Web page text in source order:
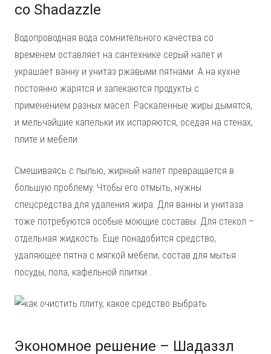
со Shadazzle
Водопроводная вода сомнительного качества со
временем оставляет на сантехнике серый налет и
украшает ванну и унитаз ржавыми пятнами. А на кухне
постоянно жарятся и запекаются продукты с
применением разных масел. Раскаленные жиры дымятся,
и мельчайшие капельки их испаряются, оседая на стенах,
плите и мебели.
Смешиваясь с пылью, жирный налет превращается в
большую проблему. Чтобы его отмыть, нужны
спецсредства для удаления жира. Для ванны и унитаза
тоже потребуются особые моющие составы. Для стекол –
отдельная жидкость. Еще понадобится средство,
удаляющее пятна с мягкой мебели, состав для мытья
посуды, пола, кафельной плитки…
Экономное решение – Шадаззл